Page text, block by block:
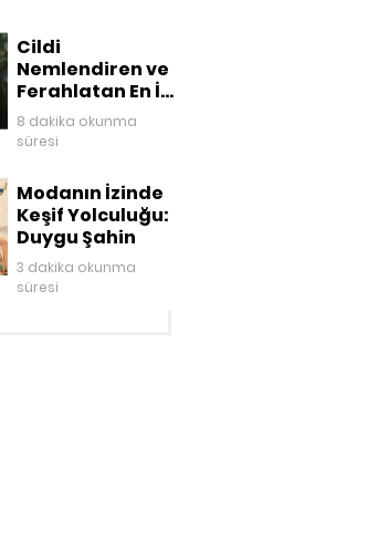
Cildi
Nemlendiren ve
Ferahlatan En İyi
Yüz Mistleri
8 dakika okunma
süresi
Modanın İzinde
Keşif Yolculuğu:
Duygu Şahin
3 dakika okunma
süresi